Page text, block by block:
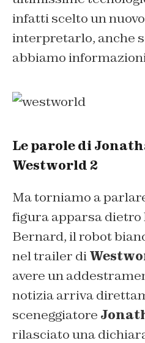
infatti scelto un
interpretarlo, anche
abbiamo
Le parole di
Westworld 2
Ma torniamo a
figura apparsa dietro
Bernard, il robot
nel trailer di
avere un
notizia arriva
sceneggiatore
rilasciato una